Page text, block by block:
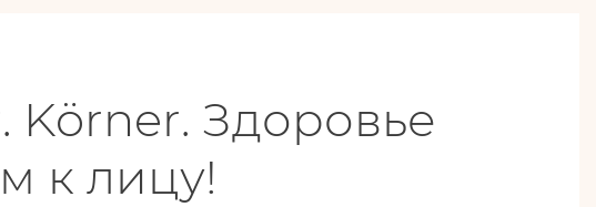
Körner. Здоровье
к лицу!